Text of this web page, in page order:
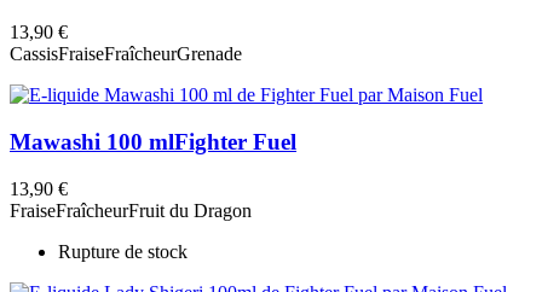
13,90 €
CassisFraiseFraîcheurGrenade
Mawashi 100 mlFighter Fuel
13,90 €
FraiseFraîcheurFruit du Dragon
Rupture de stock